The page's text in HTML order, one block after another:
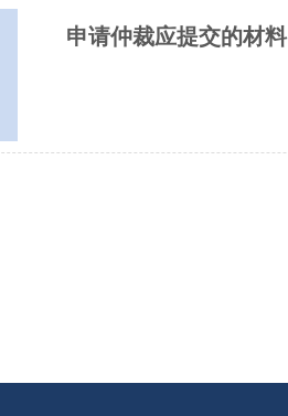
申请仲裁应提交的材料